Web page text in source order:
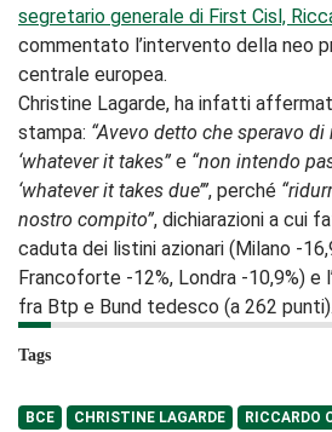
segretario generale di First Cisl,
commentato l’intervento della neo
centrale europea.
Christine Lagarde, ha infatti
stampa: “Avevo detto che speravo
‘whatever it takes” e “non intendo
‘whatever it takes due’”, perché
nostro compito”, dichiarazioni a cui
caduta dei listini azionari (Milano -
Francoforte -12%, Londra -10,9%) e
fra Btp e Bund tedesco (a 262 punti).
Tags
BCE CHRISTINE LAGARDE RICCARDO